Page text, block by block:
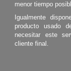
menor tiempo
Igualmente
producto usado
necesitar este
cliente final.